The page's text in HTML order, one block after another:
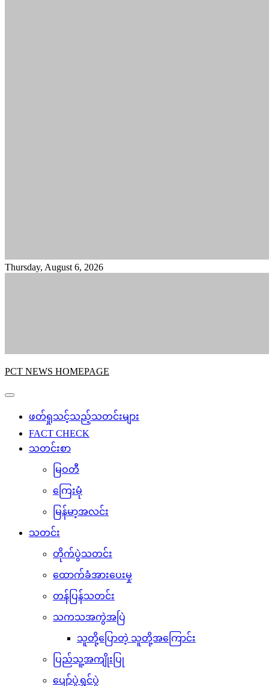
Thursday, August 6, 2026
PCT NEWS HOMEPAGE
ဖတ်ရှုသင့်သည့်သတင်းများ
FACT CHECK
သတင်းစာ
မြဝတီ
ကြေးမုံ
မြန်မာ့အလင်း
သတင်း
တိုက်ပွဲသတင်း
ထောက်ခံအားပေးမှု
တန်ပြန်သတင်း
သကသအကွဲအပြဲ
သူတို့ပြောတဲ့ သူတို့အကြောင်း
ပြည်သူ့အကျိုးပြု
ပျော်ပွဲရွှင်ပွဲ